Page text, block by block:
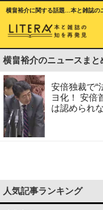
横畠裕介に関する話題…本と雑誌の
横畠裕介のニュースまと
安倍独裁で“
ヨ化！ 安倍
は認められ
人気記事ランキング